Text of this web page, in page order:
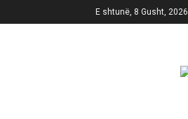
E shtunë, 8 Gusht, 2026